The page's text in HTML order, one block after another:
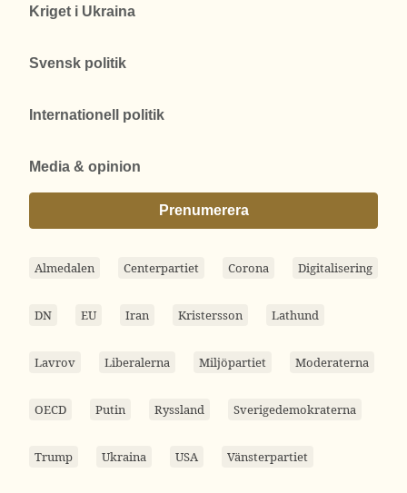
Kriget i Ukraina
Svensk politik
Internationell politik
Media & opinion
Prenumerera
Almedalen Centerpartiet Corona Digitalisering
DN EU Iran Kristersson Lathund
Lavrov Liberalerna Miljöpartiet Moderaterna
OECD Putin Ryssland Sverigedemokraterna
Trump Ukraina USA Vänsterpartiet